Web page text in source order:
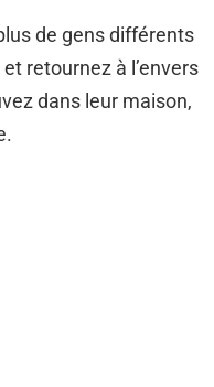
de gens différents
retournez à l’envers
dans leur maison,